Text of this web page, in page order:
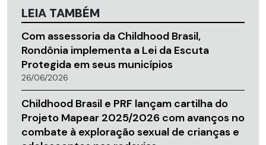
LEIA TAMBÉM
Com assessoria da Childhood Brasil,
Rondônia implementa a Lei da Escuta
Protegida em seus municípios
26/06/2026
Childhood Brasil e PRF lançam cartilha do
Projeto Mapear 2025/2026 com avanços no
combate à exploração sexual de crianças e